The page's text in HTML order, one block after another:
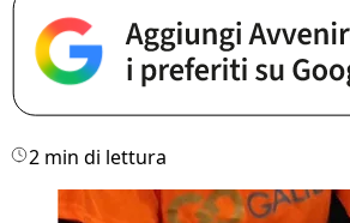
2 min di lettura